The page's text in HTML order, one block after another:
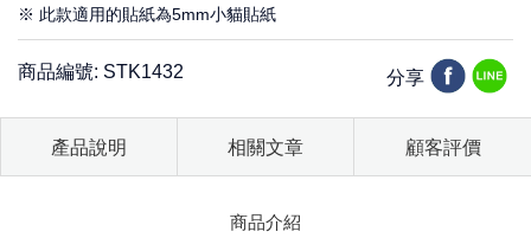
※ 此款適用的貼紙為5mm小貓貼紙
商品編號: STK1432 分享
產品說明 相關文章 顧客評價
商品介紹